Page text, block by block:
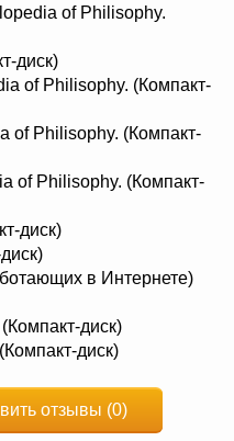
of Philisophy.
диск)
of Philisophy. (Компакт-
of Philisophy. (Компакт-
of Philisophy. (Компакт-
диск)
в Интернете)
диск)
диск)
отзывы (0)